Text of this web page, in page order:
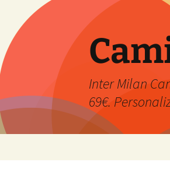
Inter Milan
69€.